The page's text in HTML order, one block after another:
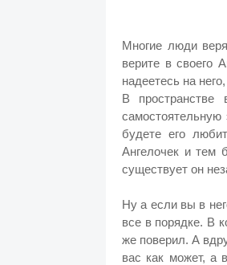
Многие люди
верите в своего
надеетесь на
В
будете его
Ангелочек и тем
существует он
Ну а если вы в
все в порядке. В
же поверил. А
вас как может, а